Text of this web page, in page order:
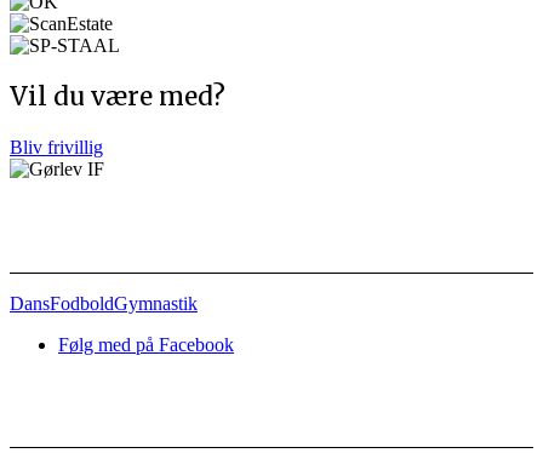
Vil du være med?
Bliv frivillig
DansFodboldGymnastik
Følg med på Facebook